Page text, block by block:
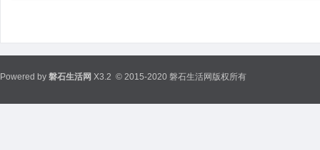
Powered by 磐石生活网 X3.2 © 2015-2020 磐石生活网版权所有